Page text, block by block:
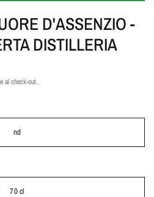
D'ASSENZIO -
DISTILLERIA
al check-out.
nd
70 cl